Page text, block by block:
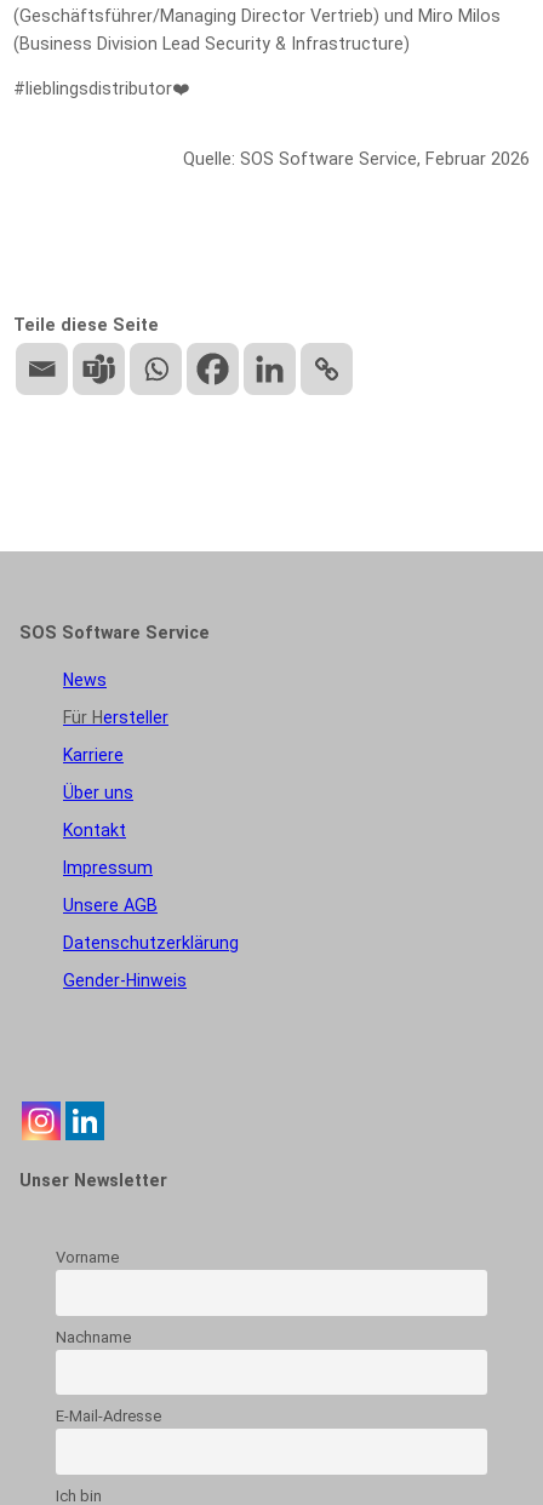
(Geschäftsführer/Managing Director Vertrieb) und Miro Milos
(Business Division Lead Security & Infrastructure)
#lieblingsdistributor❤️
Quelle: SOS Software Service, Februar 2026
Teile diese Seite
SOS Software Service
News
Für Hersteller
Karriere
Über uns
Kontakt
Impressum
Unsere AGB
Datenschutzerklärung
Gender-Hinweis
Unser Newsletter
Vorname
Nachname
E-Mail-Adresse
Ich bin